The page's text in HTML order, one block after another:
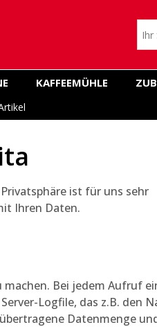
KAFFEEMÜHLE
ist für uns sehr
Ihren Daten.
machen. Bei jedem Aufruf
Logfile, das z.B. den
Datenmenge